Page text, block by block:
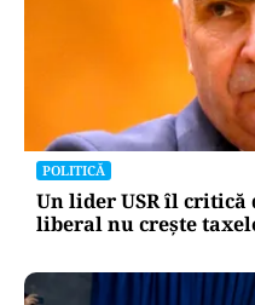
POLITICĂ
Un lider USR îl
liberal nu crește